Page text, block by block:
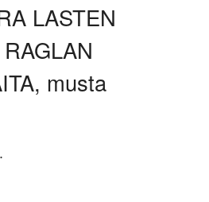
LASTEN
musta